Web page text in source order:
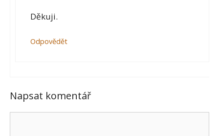
Děkuji.
Odpovědět
Napsat komentář